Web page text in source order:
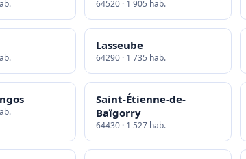
64520 · 1 905 hab.
Lasseube
64290 · 1 735 hab.
Saint-Étienne-de-
Baïgorry
64430 · 1 527 hab.